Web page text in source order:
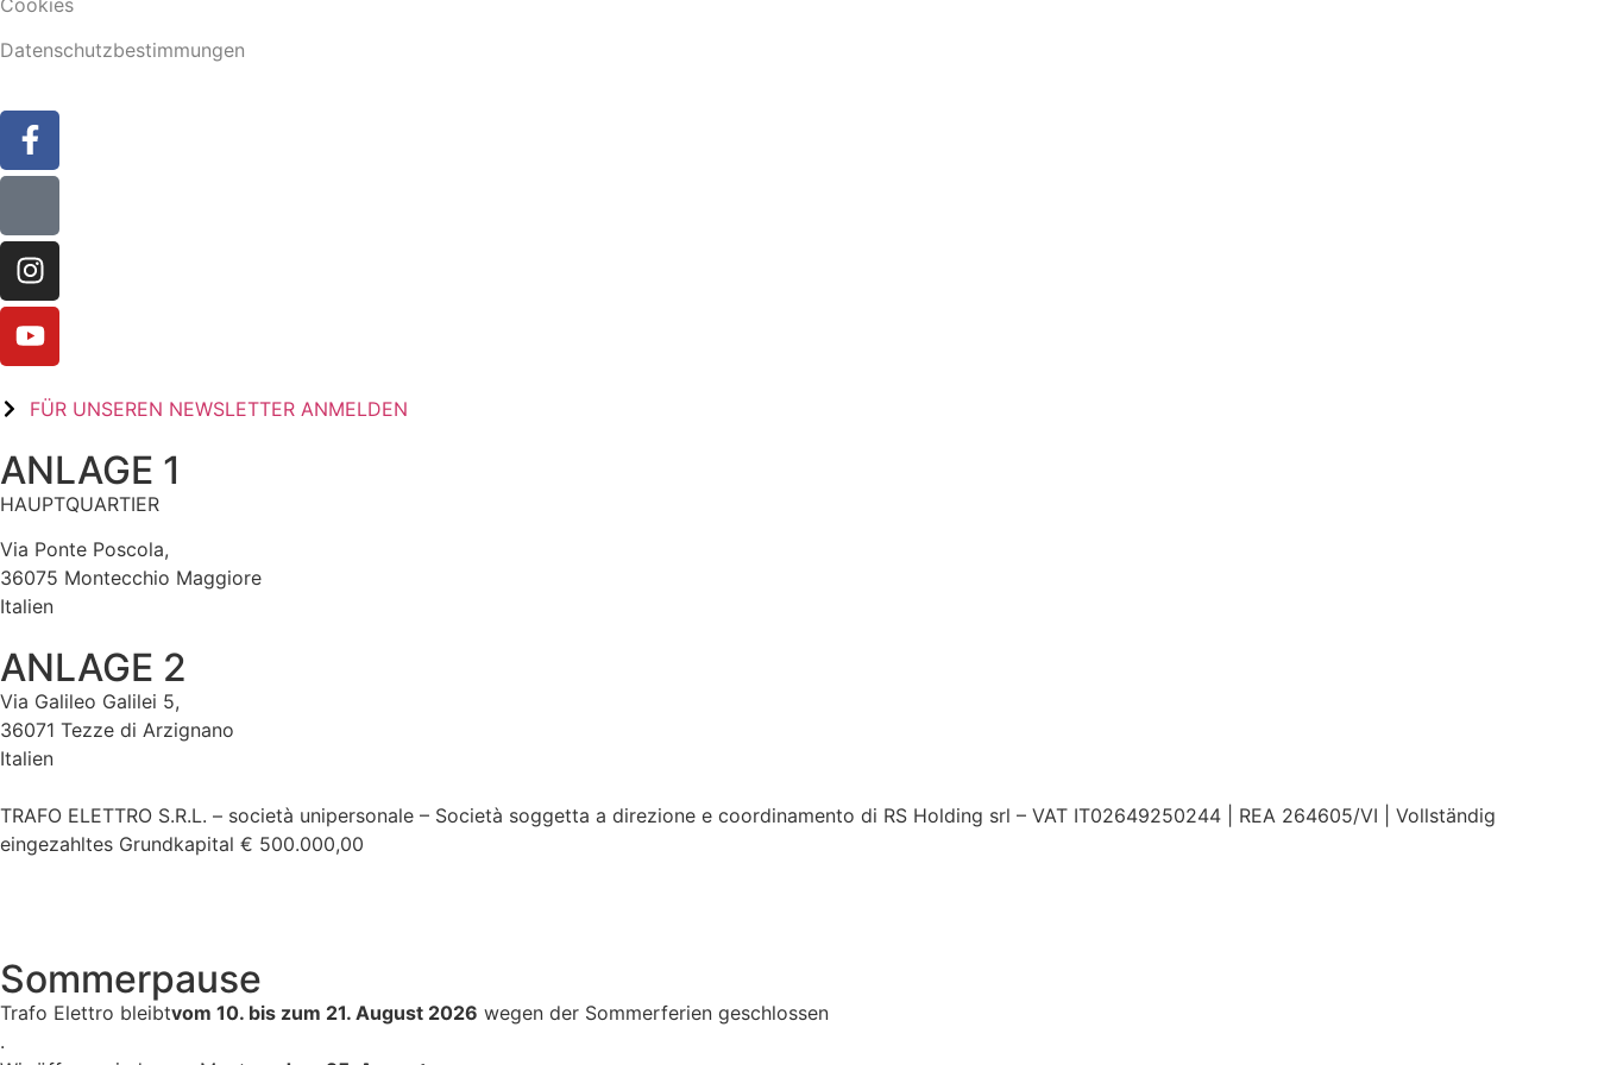
Datenschutzbestimmungen
FÜR UNSEREN NEWSLETTER ANMELDEN
ANLAGE 1
HAUPTQUARTIER
Via Ponte Poscola,
36075 Montecchio Maggiore
Italien
ANLAGE 2
Via Galileo Galilei 5,
36071 Tezze di Arzignano
Italien
TRAFO ELETTRO S.R.L. – società unipersonale – Società soggetta a direzione e coordinamento di RS Holding srl – VAT IT02649250244 | REA 264605/VI | Vollständig
eingezahltes Grundkapital € 500.000,00
Sommerpause
Trafo Elettro bleibtvom 10. bis zum 21. August 2026 wegen der Sommerferien geschlossen
.